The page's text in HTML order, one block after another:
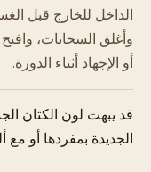
الداخل للخارج قبل
وأغلق السحابات،
أو الإجهاد أثناء الدورة.
قد يبهت لون الكتان
الجديدة بمفردها أو مع